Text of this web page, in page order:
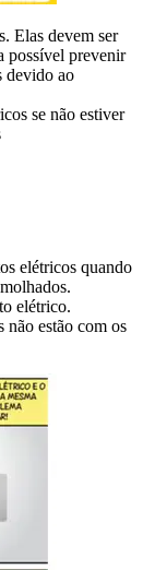
Elas devem ser
possível prevenir
devido ao
se não estiver
elétricos quando
elétrico.
não estão com os